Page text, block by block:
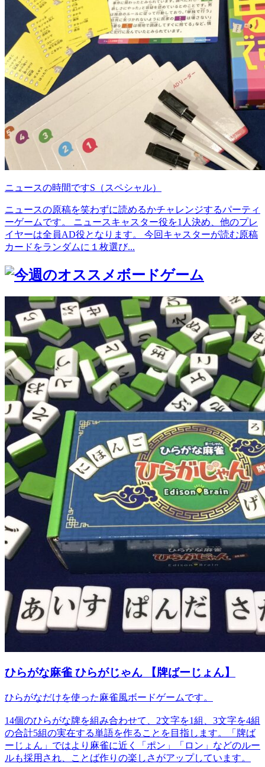
ニュースの時間ですS（スペシャル）
ニュースの原稿を笑わずに読めるかチャレンジするパーティ
ーゲームです。 ニュースキャスター役を1人決め、他のプレ
イヤーは全員AD役となります。 今回キャスターが読む原稿
カードをランダムに１枚選び...
ひらがな麻雀 ひらがじゃん 【牌ばーじょん】
ひらがなだけを使った麻雀風ボードゲームです。
14個のひらがな牌を組み合わせて、2文字を1組、3文字を4組
の合計5組の実在する単語を作ることを目指します。「牌ば
ーじょん」ではより麻雀に近く「ポン」「ロン」などのルー
ルも採用され、ことば作りの楽しさがアップしています。